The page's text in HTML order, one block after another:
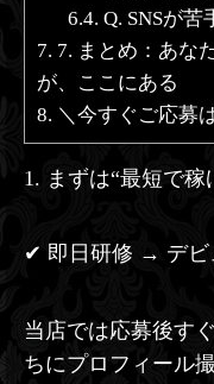
6.4. Q. SNSが苦
7. 7. まとめ：あな
が、ここにある
8. ＼今すぐご応募
1. まずは“最短で稼
✔ 即日研修 → デビ
当店では応募後す
ちにプロフィール